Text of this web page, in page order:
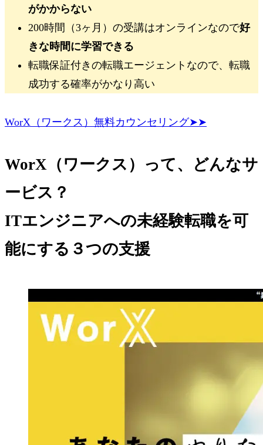
がかからない
200時間（3ヶ月）の受講はオンラインなので好
きな時間に学習できる
転職保証付きの転職エージェントなので、 転職
成功する確率がかなり高い
WorX（ワークス）無料カウンセリング➤➤
WorX（ワークス）って、どんなサ
ービス？
ITエンジニアへの未経験転職を可
能にする ３つの支援